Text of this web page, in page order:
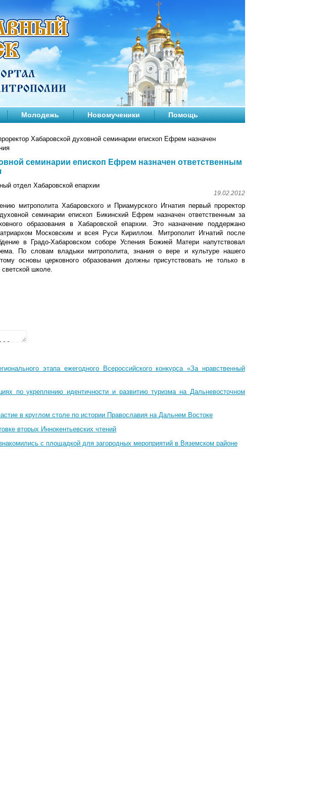
Молодежь Новомученики Помощь
Хабаровской духовной семинарии епископ Ефрем назначен
семинарии епископ Ефрем назначен ответственным
отдел Хабаровской епархии
19.02.2012
митрополита Хабаровского и Приамурского Игнатия первый проректор
семинарии епископ Бикинский Ефрем назначен ответственным за
образования в Хабаровской епархии. Это назначение поддержано
Московским и всея Руси Кириллом. Митрополит Игнатий после
в Градо-Хабаровском соборе Успения Божией Матери напутствовал
По словам владыки митрополита, знания о вере и культуре нашего
основы церковного образования должны присутствовать не только в
школе.
этапа ежегодного Всероссийского конкурса «За нравственный
по укреплению идентичности и развитию туризма на Дальневосточном
в круглом столе по истории Православия на Дальнем Востоке
вторых Иннокентьевских чтений
с площадкой для загородных мероприятий в Вяземском районе